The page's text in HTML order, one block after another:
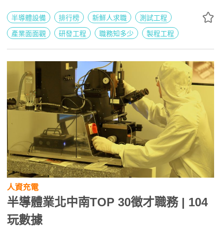
半導體設備 排行榜 新鮮人求職
測試工程
產業面面觀
研發工程 職務知多少 製程工程
人資充電
半導體業北中南TOP 30徵才職務 | 104
玩數據